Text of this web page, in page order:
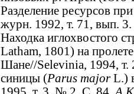
Разделение ресурсов
журн. 1992, т. 71, вып.
Находка иглохвостого
Latham, 1801) на
Шане//Selevinia, 1994,
синицы (Parus majorL.)